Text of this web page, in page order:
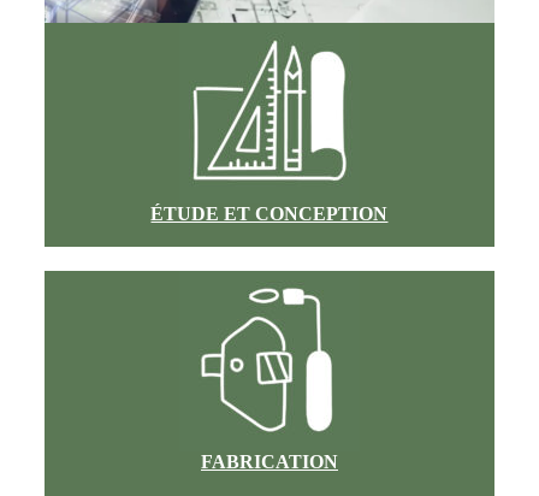
ÉTUDE ET CONCEPTION
FABRICATION